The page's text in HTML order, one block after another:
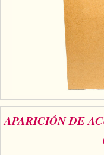
APARICIÓN DE